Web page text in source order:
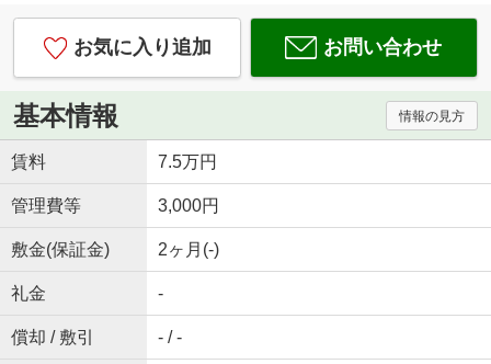
お気に入り追加 お問い合わせ
基本情報 情報の見方
賃料 7.5万円
管理費等 3,000円
敷金(保証金) 2ヶ月(-)
礼金 -
償却 / 敷引 - / -